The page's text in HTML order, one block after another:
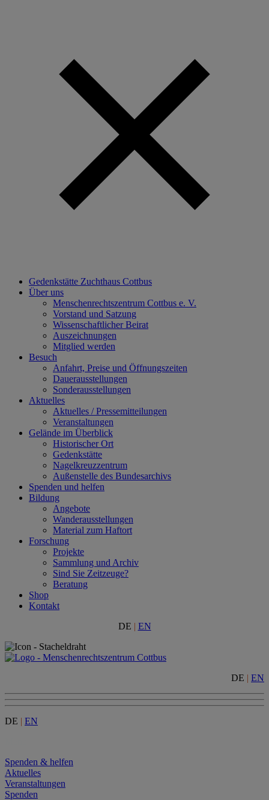
Gedenkstätte Zuchthaus Cottbus
Über uns
Menschenrechtszentrum Cottbus e. V.
Vorstand und Satzung
Wissenschaftlicher Beirat
Auszeichnungen
Mitglied werden
Besuch
Anfahrt, Preise und Öffnungszeiten
Dauerausstellungen
Sonderausstellungen
Aktuelles
Aktuelles / Pressemitteilungen
Veranstaltungen
Gelände im Überblick
Historischer Ort
Gedenkstätte
Nagelkreuzzentrum
Außenstelle des Bundesarchivs
Spenden und helfen
Bildung
Angebote
Wanderausstellungen
Material zum Haftort
Forschung
Projekte
Sammlung und Archiv
Sind Sie Zeitzeuge?
Beratung
Shop
Kontakt
DE | EN
DE | EN
DE | EN
Spenden & helfen
Aktuelles
Veranstaltungen
Spenden